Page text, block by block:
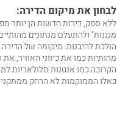
לבחון את מיקום הדירה:
ללא ספק, דירות חדשות הן יותר
מגננות" ולהתעלם מנתונים
הולכת להיבנות. מיקומה של
מהותיות כמו את כיווני האוויר,
הקרובה כמו אנטנות סלולאריות
כאלו הממוקמות לא הרחק